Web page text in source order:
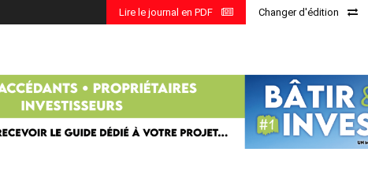
Changer d'édition
Lire le journal en PDF